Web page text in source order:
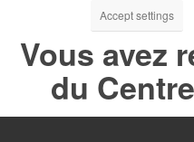
Accept settings
Vous avez
du